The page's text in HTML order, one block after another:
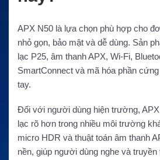
APX N50 là lựa chọn phù hợp cho
nhỏ gọn, bảo mật và dễ dùng. Sản
lạc P25, âm thanh APX, Wi-Fi,
SmartConnect và mã hóa phần
tay.
Đối với người dùng hiện trường,
lạc rõ hơn trong nhiều môi trường
micro HDR và thuật toán âm thanh
nền, giúp người dùng nghe và